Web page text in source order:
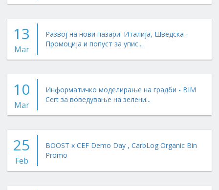
13
Mar
Развој на нови пазари: Италија, Шведска -
Промоција и попуст за упис...
10
Mar
Информатичко моделирање на градби - BIM
Cert за воведување на зелени...
25
Feb
BOOST x CEF Demo Day , CarbLog Organic Bin
Promo